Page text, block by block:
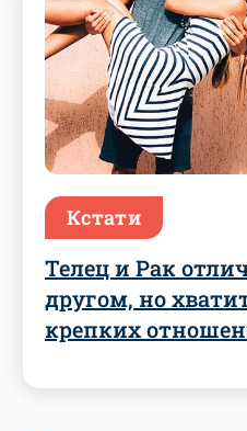
Кстати
Телец и Рак
другом, но
крепких